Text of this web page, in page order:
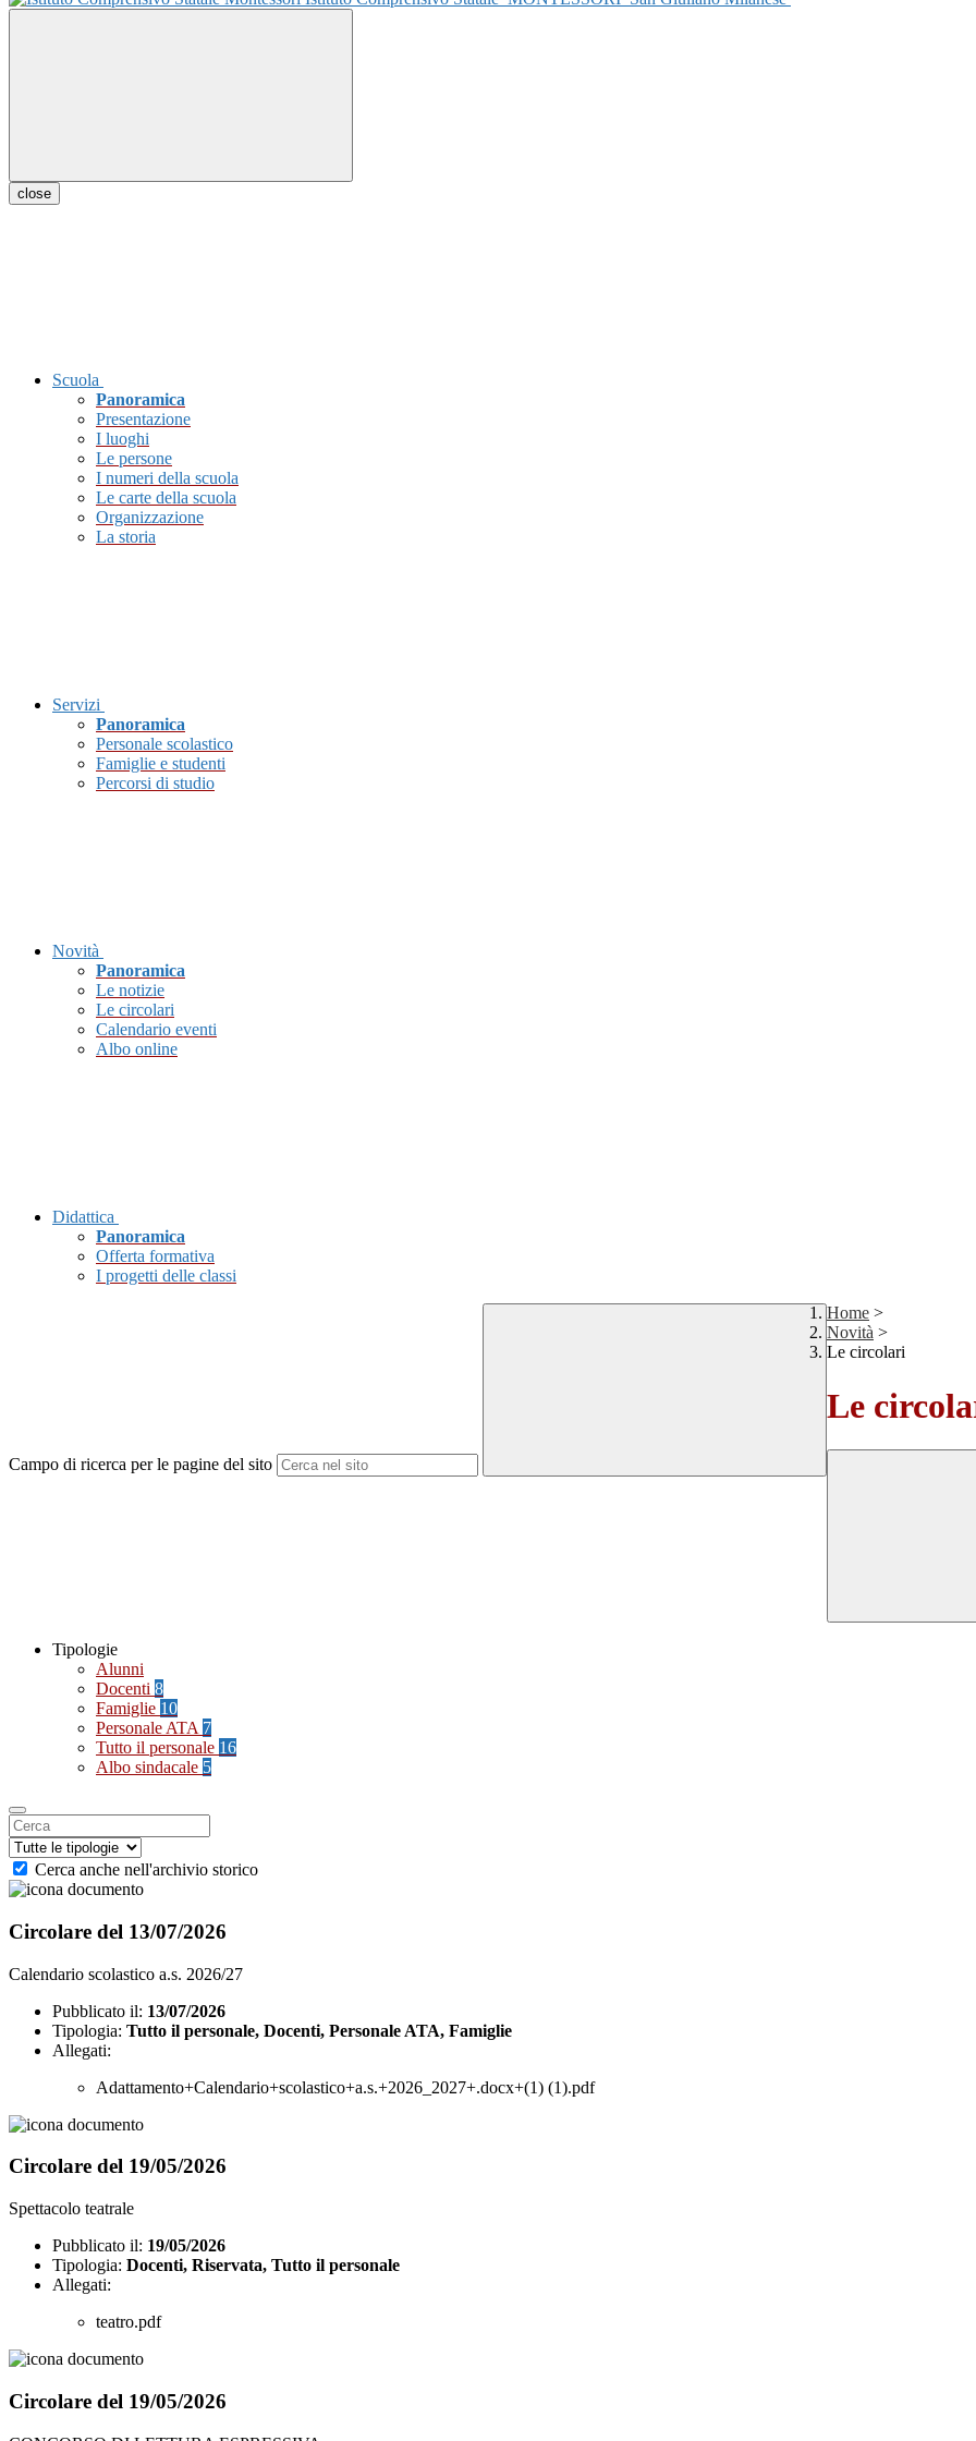
close
Scuola
Panoramica
Presentazione
I luoghi
Le persone
I numeri della scuola
Le carte della scuola
Organizzazione
La storia
Servizi
Panoramica
Personale scolastico
Famiglie e studenti
Percorsi di studio
Novità
Panoramica
Le notizie
Le circolari
Calendario eventi
Albo online
Didattica
Panoramica
Offerta formativa
I progetti delle classi
Campo di ricerca per le pagine del sito
Home >
Novità >
Le circolari
Le
Tipologie
Alunni
Docenti 8
Famiglie 10
Personale ATA 7
Tutto il personale 16
Albo sindacale 5
Cerca anche nell'archivio storico
Circolare del 13/07/2026
Calendario scolastico a.s. 2026/27
Pubblicato il: 13/07/2026
Tipologia: Tutto il personale, Docenti, Personale ATA, Famiglie
Allegati:
Adattamento+Calendario+scolastico+a.s.+2026_2027+.docx+(1) (1).pdf
Circolare del 19/05/2026
Spettacolo teatrale
Pubblicato il: 19/05/2026
Tipologia: Docenti, Riservata, Tutto il personale
Allegati:
teatro.pdf
Circolare del 19/05/2026